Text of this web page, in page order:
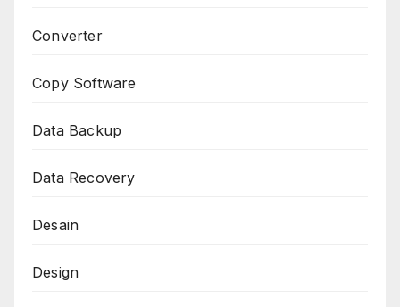
Converter
Copy Software
Data Backup
Data Recovery
Desain
Design